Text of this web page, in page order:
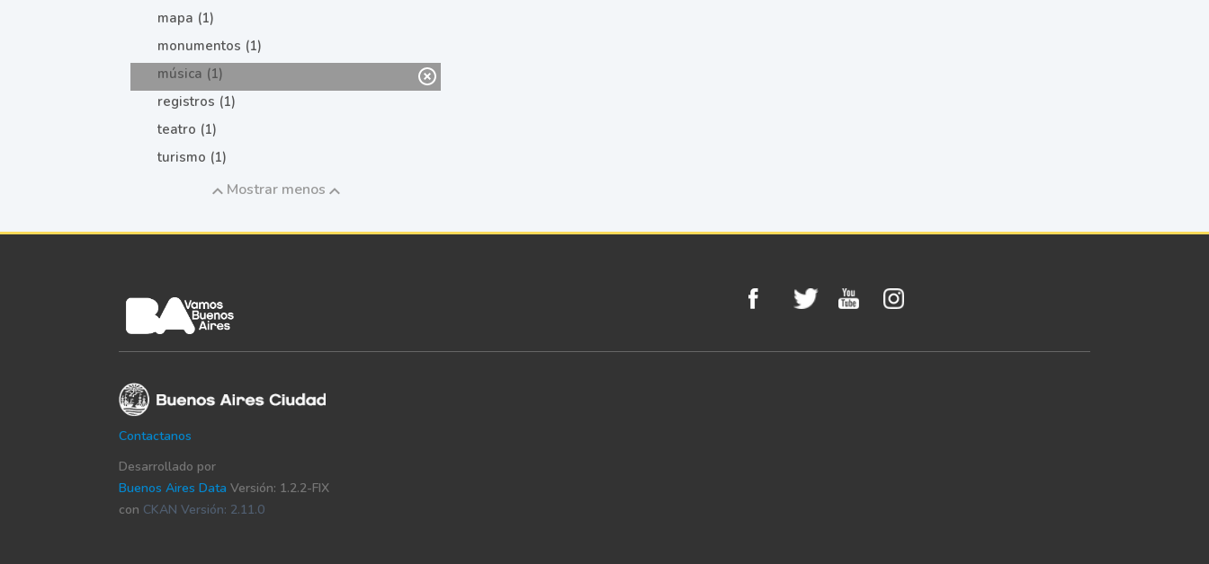
mapa (1)
monumentos (1)
música (1)
registros (1)
teatro (1)
turismo (1)
Mostrar menos
Contactanos
Desarrollado por
Buenos Aires Data Versión: 1.2.2-FIX
con CKAN Versión: 2.11.0